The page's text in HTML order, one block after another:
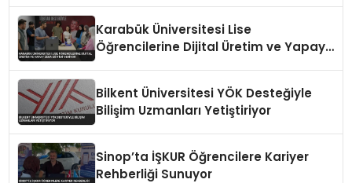
Karabük Üniversitesi Lise
Öğrencilerine Dijital Üretim ve Yapay
Bilkent Üniversitesi YÖK Desteğiyle
Bilişim Uzmanları Yetiştiriyor
Sinop’ta İŞKUR Öğrencilere Kariyer
Rehberliği Sunuyor